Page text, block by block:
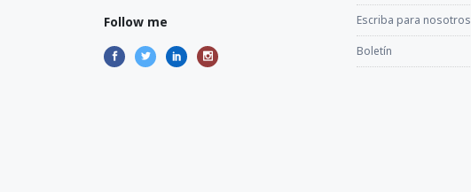
Follow me
Escriba para nosotros
Boletín